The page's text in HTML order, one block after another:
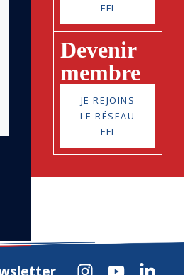
FFI
Devenir
membre
JE REJOINS
LE RÉSEAU
FFI